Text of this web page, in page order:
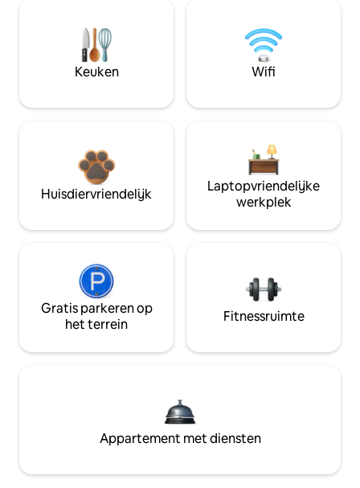
Keuken Wifi
Huisdiervriendelijk
Laptopvriendelijke
werkplek
Gratis parkeren op
het terrein
Fitnessruimte
Appartement met diensten